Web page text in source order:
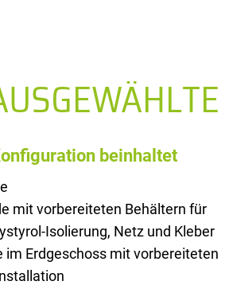
beinhaltet
mit vorbereiteten Behältern für
Isolierung, Netz und Kleber
Erdgeschoss mit vorbereiteten